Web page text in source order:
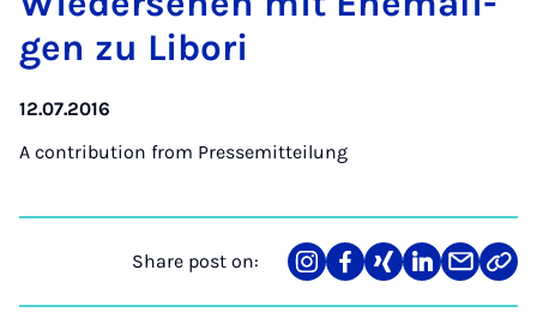
gen zu Li­bori
12.07.2016
A contribution from Pressemitteilung
Share post on:
Share
on
Teilen
auf
Teilen
auf
Teilen
auf
Teilen
über
Link